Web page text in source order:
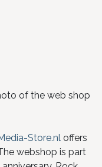
of the web shop
Store.nl offers
webshop is part